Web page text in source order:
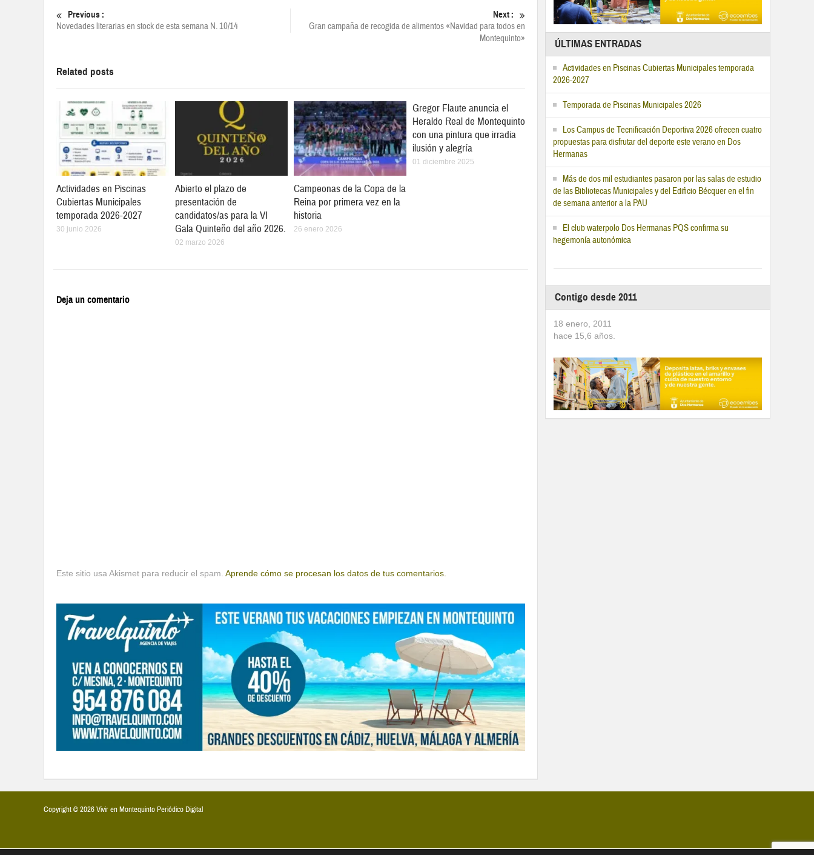
Previous :
Novedades literarias en stock de esta semana N. 10/14
Next :
Gran campaña de recogida de alimentos «Navidad para todos en
Montequinto»
Related posts
Actividades en Piscinas
Cubiertas Municipales
temporada 2026-2027
30 junio 2026
Abierto el plazo de
presentación de
candidatos/as para la VI
Gala Quinteño del año 2026.
02 marzo 2026
Campeonas de la Copa de la
Reina por primera vez en la
historia
26 enero 2026
Gregor Flaute anuncia el
Heraldo Real de Montequinto
con una pintura que irradia
ilusión y alegría
01 diciembre 2025
Deja un comentario
Este sitio usa Akismet para reducir el spam. Aprende cómo se procesan los datos de tus comentarios.
ÚLTIMAS ENTRADAS
Actividades en Piscinas Cubiertas Municipales temporada
2026-2027
Temporada de Piscinas Municipales 2026
Los Campus de Tecnificación Deportiva 2026 ofrecen cuatro
propuestas para disfrutar del deporte este verano en Dos
Hermanas
Más de dos mil estudiantes pasaron por las salas de estudio
de las Bibliotecas Municipales y del Edificio Bécquer en el fin
de semana anterior a la PAU
El club waterpolo Dos Hermanas PQS confirma su
hegemonía autonómica
Contigo desde 2011
18 enero, 2011
hace 15,6 años.
Copyright © 2026 Vivir en Montequinto Periódico Digital